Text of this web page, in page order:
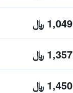
1,049 ﷼
1,357 ﷼
1,450 ﷼